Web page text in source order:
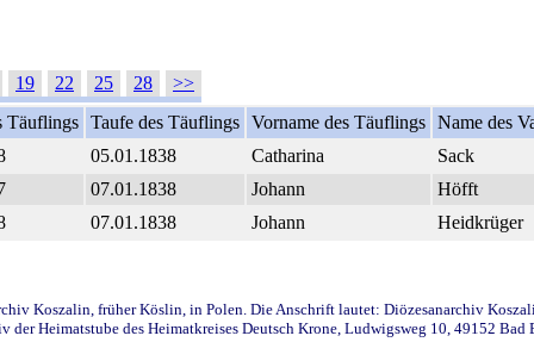
19 22 25 28
>>
Täuflings Taufe des Täuflings Vorname des Täuflings Name des
05.01.1838 Catharina
Sack
07.01.1838 Johann
Höfft
07.01.1838 Johann Heidkrüger
Koszalin, früher Köslin, in Polen. Die Anschrift lautet: Diözesanarchiv
Heimatstube des Heimatkreises Deutsch Krone, Ludwigsweg 10, 49152